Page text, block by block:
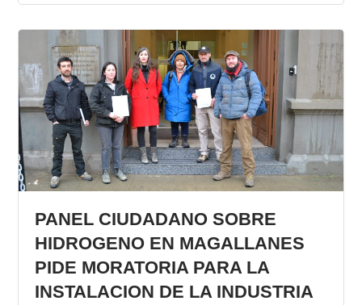
PANEL CIUDADANO SOBRE
HIDROGENO EN MAGALLANES
PIDE MORATORIA PARA LA
INSTALACION DE LA INDUSTRIA